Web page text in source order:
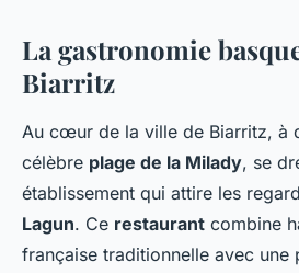
La gastronomie
Biarritz
Au cœur de la ville de Biarritz, à
célèbre plage de la Milady, se
établissement qui attire les
Lagun. Ce restaurant combine
française traditionnelle avec une